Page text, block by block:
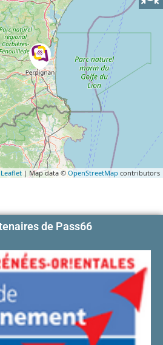
Leaflet | Map data ©OpenStreetMap contributors
de Pass66